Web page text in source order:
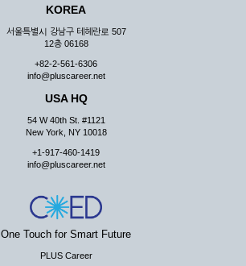
KOREA
서울특별시 강남구 테헤란로 507
12층 06168
+82-2-561-6306
info@pluscareer.net
USA HQ
54 W 40th St. #1121
New York, NY 10018
+1-917-460-1419
info@pluscareer.net
One Touch for Smart Future
PLUS Career